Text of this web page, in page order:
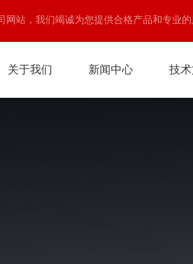
网站，我们竭诚为您提供合格产品和专业的
关于我们 新闻中心 技